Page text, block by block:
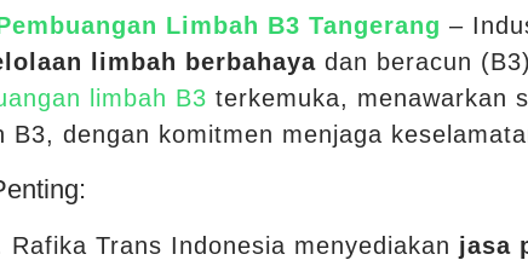
Limbah B3 Tangerang –
limbah berbahaya dan beracun
limbah B3 terkemuka, menawarkan
B3, dengan komitmen menjaga
Rafika Trans Indonesia menyediakan jasa